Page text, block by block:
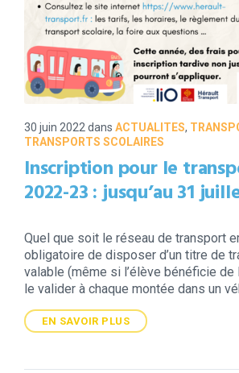
30 juin 2022dans ACTUALITES,
TRANSPORTS SCOLAIRES
Inscription pour le
2022-23 : jusqu’au 31
Quel que soit le réseau de transport
obligatoire de disposer d’un titre de
valable (même si l’élève bénéficie de
le valider à chaque montée dans un
EN SAVOIR PLUS